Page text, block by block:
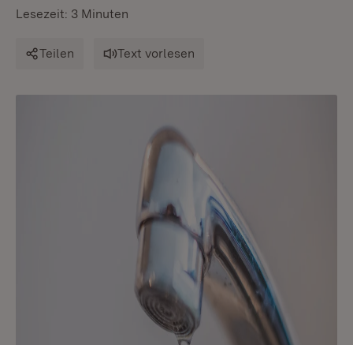
Lesezeit: 3 Minuten
Teilen Text vorlesen